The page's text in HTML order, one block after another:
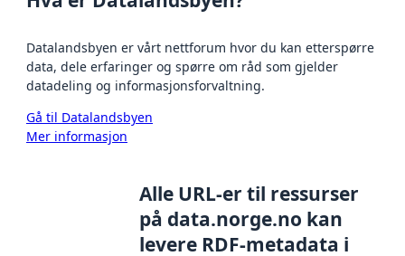
Datalandsbyen er vårt nettforum hvor du kan etterspørre
data, dele erfaringer og spørre om råd som gjelder
datadeling og informasjonsforvaltning.
Gå til Datalandsbyen
Mer informasjon
Alle URL-er til ressurser
på data.norge.no kan
levere RDF-metadata i